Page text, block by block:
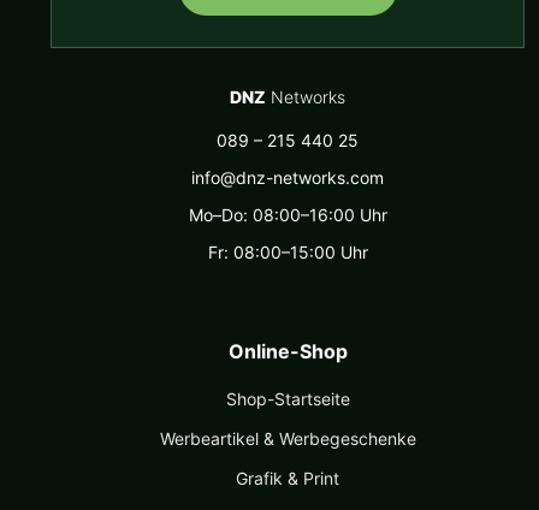
DNZ Networks
089 – 215 440 25
info@dnz-networks.com
Mo–Do: 08:00–16:00 Uhr
Fr: 08:00–15:00 Uhr
Online-Shop
Shop-Startseite
Werbeartikel & Werbegeschenke
Grafik & Print